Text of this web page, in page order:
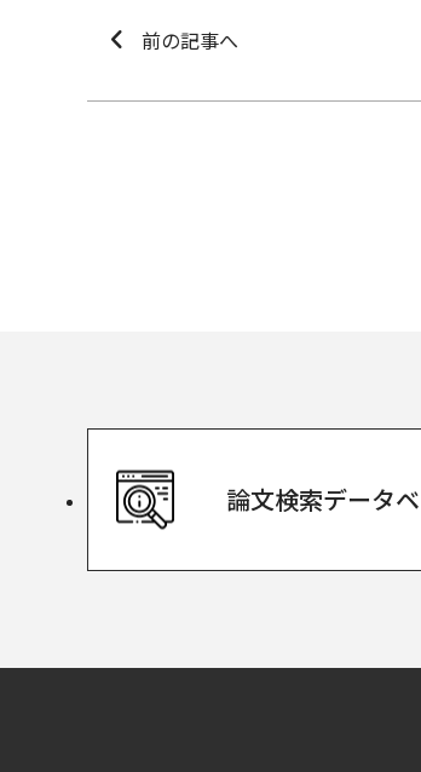
前の記事へ
論文検索データ